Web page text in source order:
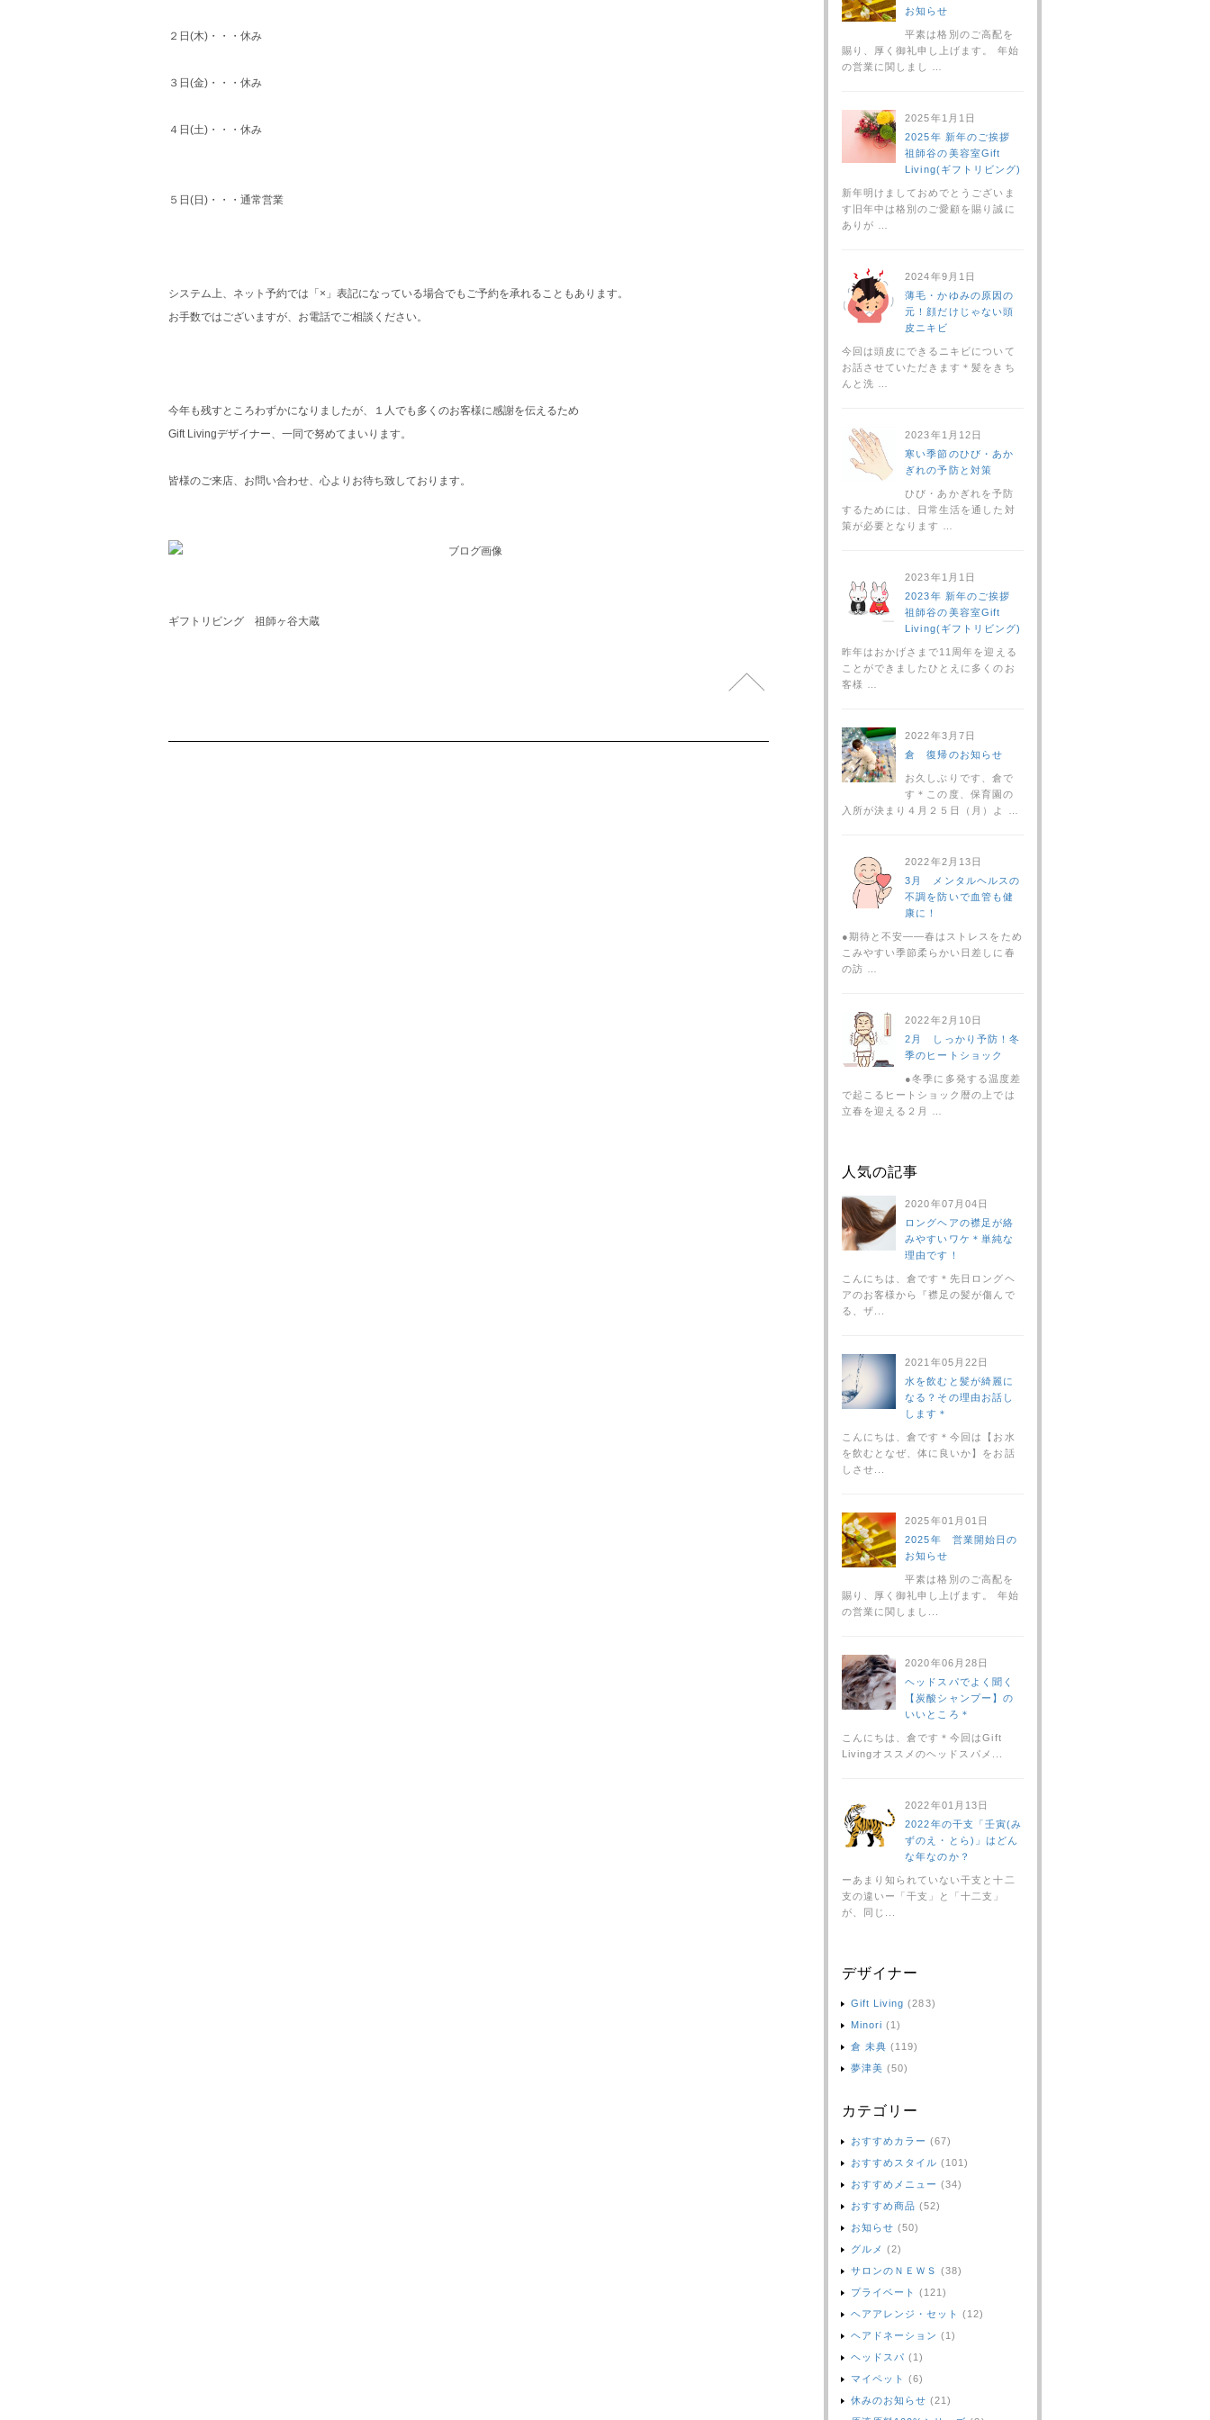
２日(木)・・・休み
３日(金)・・・休み
４日(土)・・・休み
５日(日)・・・通常営業
システム上、ネット予約では「×」表記になっている場合でもご予約を承れることもあります。
お手数ではございますが、お電話でご相談ください。
今年も残すところわずかになりましたが、１人でも多くのお客様に感謝を伝えるため
Gift Livingデザイナー、一同で努めてまいります。
皆様のご来店、お問い合わせ、心よりお待ち致しております。
ギフトリビング 祖師ヶ谷大蔵
お知らせ
平素は格別のご高配を
賜り、厚く御礼申し上げます。 年始
の営業に関しまし …
2025年1月1日
2025年 新年のご挨拶
祖師谷の美容室Gift
Living(ギフトリビング)
新年明けましておめでとうございま
す旧年中は格別のご愛顧を賜り誠に
ありが …
2024年9月1日
薄毛・かゆみの原因の
元！顔だけじゃない頭
皮ニキビ
今回は頭皮にできるニキビについて
お話させていただきます＊髪をきち
んと洗 …
2023年1月12日
寒い季節のひび・あか
ぎれの予防と対策
ひび・あかぎれを予防
するためには、日常生活を通した対
策が必要となります …
2023年1月1日
2023年 新年のご挨拶
祖師谷の美容室Gift
Living(ギフトリビング)
昨年はおかげさまで11周年を迎える
ことができましたひとえに多くのお
客様 …
2022年3月7日
倉 復帰のお知らせ
お久しぶりです、倉で
す＊この度、保育園の
入所が決まり４月２５日（月）よ …
2022年2月13日
3月 メンタルヘルスの
不調を防いで血管も健
康に！
●期待と不安――春はストレスをため
こみやすい季節柔らかい日差しに春
の訪 …
2022年2月10日
2月 しっかり予防！冬
季のヒートショック
●冬季に多発する温度差
で起こるヒートショック暦の上では
立春を迎える２月 …
人気の記事
2020年07月04日
ロングヘアの襟足が絡
みやすいワケ＊単純な
理由です！
こんにちは、倉です＊先日ロングヘ
アのお客様から『襟足の髪が傷んで
る、ザ...
2021年05月22日
水を飲むと髪が綺麗に
なる？その理由お話し
します＊
こんにちは、倉です＊今回は【お水
を飲むとなぜ、体に良いか】をお話
しさせ...
2025年01月01日
2025年 営業開始日の
お知らせ
平素は格別のご高配を
賜り、厚く御礼申し上げます。 年始
の営業に関しまし...
2020年06月28日
ヘッドスパでよく聞く
【炭酸シャンプー】の
いいところ＊
こんにちは、倉です＊今回はGift
Livingオススメのヘッドスパメ...
2022年01月13日
2022年の干支「壬寅(み
ずのえ・とら)」はどん
な年なのか？
ーあまり知られていない干支と十二
支の違いー「干支」と「十二支」
が、同じ...
デザイナー
Gift Living (283)
Minori (1)
倉 未典 (119)
夢津美 (50)
カテゴリー
おすすめカラー (67)
おすすめスタイル (101)
おすすめメニュー (34)
おすすめ商品 (52)
お知らせ (50)
グルメ (2)
サロンのＮＥＷＳ (38)
プライベート (121)
ヘアアレンジ・セット (12)
ヘアドネーション (1)
ヘッドスパ (1)
マイペット (6)
休みのお知らせ (21)